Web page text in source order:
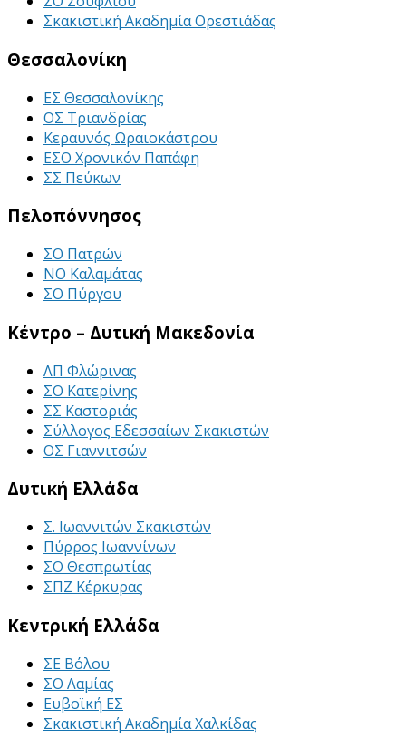
Σκακιστική Ακαδημία Ορεστιάδας
Θεσσαλονίκη
ΕΣ Θεσσαλονίκης
ΟΣ Τριανδρίας
Κεραυνός Ωραιοκάστρου
ΕΣΟ Χρονικόν Παπάφη
ΣΣ Πεύκων
Πελοπόννησος
ΣΟ Πατρών
ΝΟ Καλαμάτας
ΣΟ Πύργου
Κέντρο – Δυτική Μακεδονία
ΛΠ Φλώρινας
ΣΟ Κατερίνης
ΣΣ Καστοριάς
Σύλλογος Εδεσσαίων Σκακιστών
ΟΣ Γιαννιτσών
Δυτική Ελλάδα
Σ. Ιωαννιτών Σκακιστών
Πύρρος Ιωαννίνων
ΣΟ Θεσπρωτίας
ΣΠΖ Κέρκυρας
Κεντρική Ελλάδα
ΣΕ Βόλου
ΣΟ Λαμίας
Ευβοϊκή ΕΣ
Σκακιστική Ακαδημία Χαλκίδας